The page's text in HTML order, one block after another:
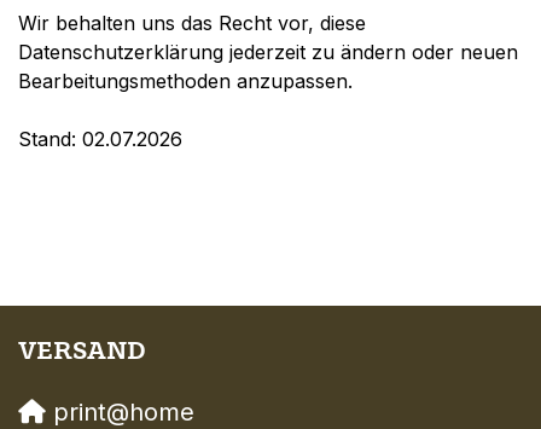
Wir behalten uns das Recht vor, diese
Datenschutzerklärung jederzeit zu ändern oder neuen
Bearbeitungsmethoden anzupassen.
Stand: 02.07.2026
VERSAND
print@home